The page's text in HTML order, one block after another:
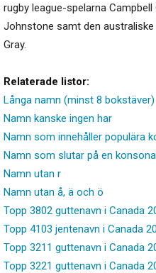
rugby league-spelarna
Johnstone samt den
Gray.
Relaterade listor:
Långa namn (minst 8 bokstäver)
Namn kanske ingen har
Namn som innehåller populära
Namn som slutar på en
Namn utan r
Namn utan å, ä och ö
Topp 3802 guttenavn i Canada
Topp 4103 jentenavn i Canada
Topp 3211 guttenavn i Canada
Topp 3221 guttenavn i Canada